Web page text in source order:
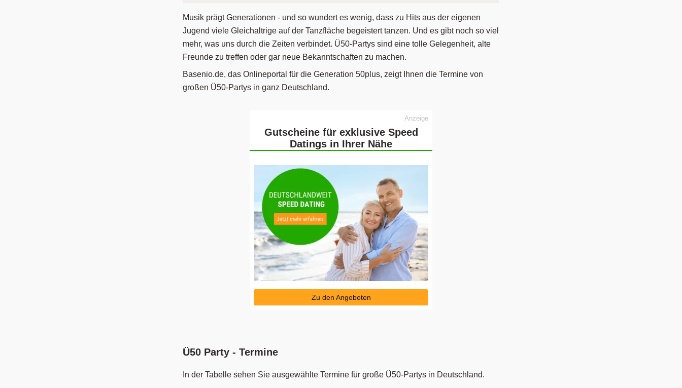
1. Ü50 Party - Termine
Musik prägt Generationen - und so wundert es wenig, dass zu Hits aus der eigenen
Jugend viele Gleichaltrige auf der Tanzfläche begeistert tanzen. Und es gibt noch so viel
mehr, was uns durch die Zeiten verbindet. Ü50-Partys sind eine tolle Gelegenheit, alte
Freunde zu treffen oder gar neue Bekanntschaften zu machen.
Basenio.de, das Onlineportal für die Generation 50plus, zeigt Ihnen die Termine von
großen Ü50-Partys in ganz Deutschland.
Anzeige
Gutscheine für exklusive Speed
Datings in Ihrer Nähe
Zu den Angeboten
Ü50 Party - Termine
In der Tabelle sehen Sie ausgewählte Termine für große Ü50-Partys in Deutschland.